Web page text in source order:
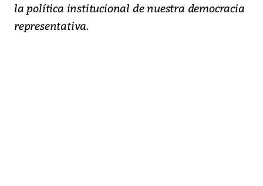
la política institucional de nuestra democracia
representativa.